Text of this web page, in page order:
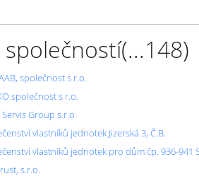
společností(...148)
společnost s r.o.
společnost s r.o.
Group s.r.o.
vlastníků jednotek Jizerská 3, Č.B.
vlastníků jednotek pro dům čp. 936-941
s.r.o.